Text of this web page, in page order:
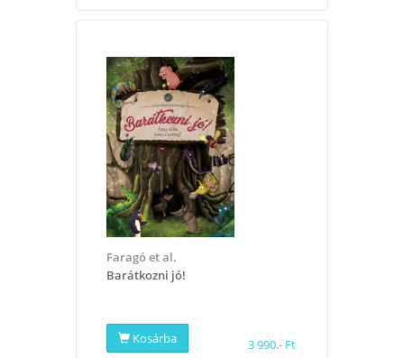
Faragó et al.
Barátkozni jó!
Kosárba 3 990.- Ft